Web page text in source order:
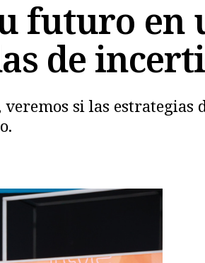
futuro en
de
si las estrategias